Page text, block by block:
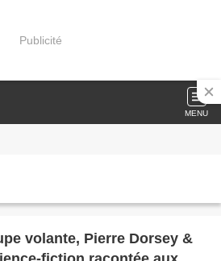
Publicité
MENU
volante, Pierre Dorsey &